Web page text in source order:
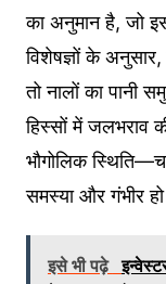
का अनुमान है, जो
विशेषज्ञों के अनुसार,
तो नालों का पानी
हिस्सों में जलभराव
भौगोलिक
समस्या और गंभीर
इसे भी पढ़े